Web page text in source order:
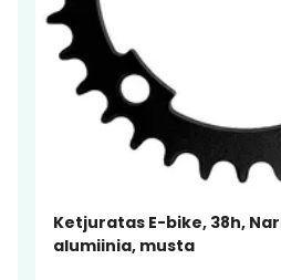
Ketjuratas E-bike, 38h,
alumiinia, musta